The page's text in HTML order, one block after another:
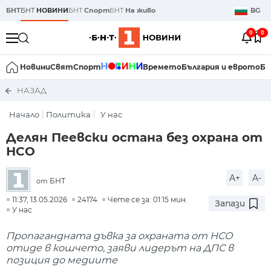
БНТБНТ НОВИНИБНТСпортБНТ На живо BG
0 0
НовиниСвятСпорт ВреметоБългария и еврото
НАЗАД
Начало Политика У нас
Делян Пеевски остана без охрана от
НСО
от БНТ A+ A-
11:37, 13.05.2026 24174
Чете се за: 01:15 мин.
У нас
Запази
Пропагандната дъвка за охраната от НСО
отиде в кошчето, заяви лидерът на ДПС в
позиция до медиите